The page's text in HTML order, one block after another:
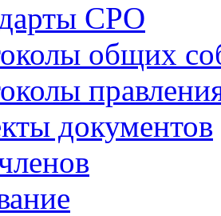
СРО
общих
документов